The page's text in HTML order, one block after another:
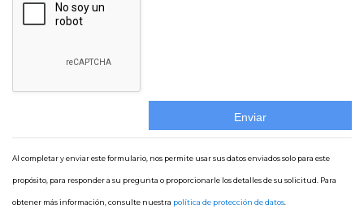
Al completar y enviar este formulario, nos permite usar sus datos enviados solo para este
propósito, para responder a su pregunta o proporcionarle los detalles de su solicitud. Para
obtener más información, consulte nuestra política de protección de datos.